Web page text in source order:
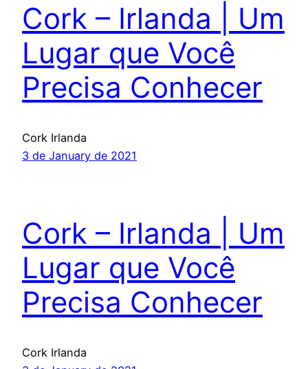
Cork – Irlanda | Um
Lugar que Você
Precisa Conhecer
Cork Irlanda
3 de January de 2021
Cork – Irlanda | Um
Lugar que Você
Precisa Conhecer
Cork Irlanda